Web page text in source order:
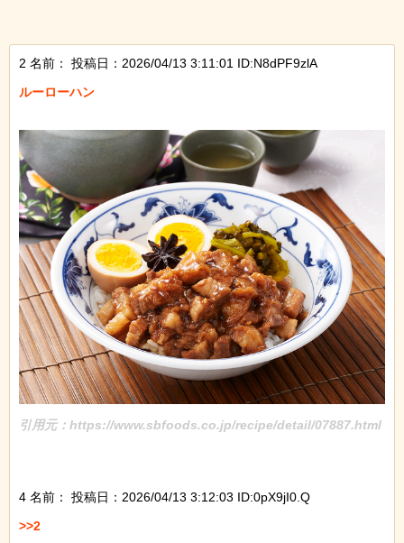
2 名前：
投稿日：2026/04/13 3:11:01 ID:N8dPF9zlA
ルーローハン
引用元：https://www.sbfoods.co.jp/recipe/detail/07887.html
4 名前：
投稿日：2026/04/13 3:12:03 ID:0pX9jI0.Q
>>2